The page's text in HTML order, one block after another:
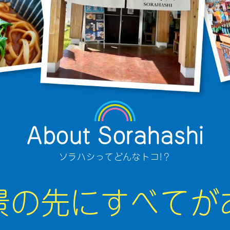
About Sorahashi
ソラハシってどんなトコ!？
の先にすべてが